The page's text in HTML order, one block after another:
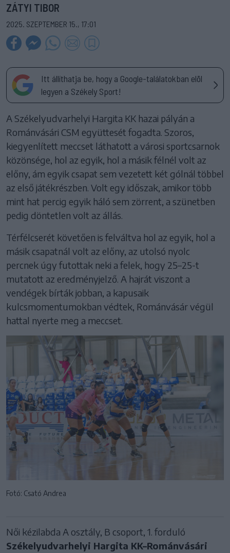
ZÁTYI TIBOR
2025. SZEPTEMBER 15., 17:01
Itt állíthatja be, hogy a Google-találatokban elöl
legyen a Székely Sport!
A Székelyudvarhelyi Hargita KK hazai pályán a
Románvásári CSM együttesét fogadta. Szoros,
kiegyenlített meccset láthatott a városi sportcsarnok
közönsége, hol az egyik, hol a másik félnél volt az
előny, ám egyik csapat sem vezetett két gólnál többel
az első játékrészben. Volt egy időszak, amikor több
mint hat percig egyik háló sem zörrent, a szünetben
pedig döntetlen volt az állás.
Térfélcserét követően is felváltva hol az egyik, hol a
másik csapatnál volt az előny, az utolsó nyolc
percnek úgy futottak neki a felek, hogy 25–25-t
mutatott az eredményjelző. A hajrát viszont a
vendégek bírták jobban, a kapusaik
kulcsmomentumokban védtek, Románvásár végül
hattal nyerte meg a meccset.
Fotó: Csató Andrea
Női kézilabda A osztály, B csoport, 1. forduló
Székelyudvarhelyi Hargita KK–Románvásári